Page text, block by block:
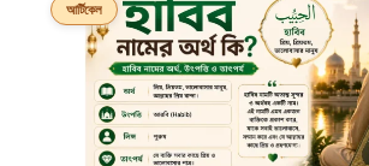
আর্টিকেল